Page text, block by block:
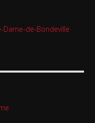
Dame-de-Bondeville